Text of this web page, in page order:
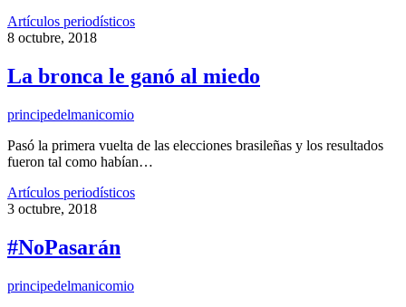
Artículos periodísticos
8 octubre, 2018
La bronca le ganó al miedo
principedelmanicomio
Pasó la primera vuelta de las elecciones brasileñas y los resultados
fueron tal como habían…
Artículos periodísticos
3 octubre, 2018
#NoPasarán
principedelmanicomio